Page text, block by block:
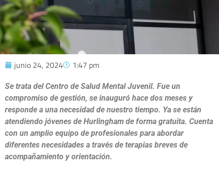
junio 24, 2024 1:47 pm
Se trata del Centro de Salud Mental Juvenil. Fue un
compromiso de gestión, se inauguró hace dos meses y
responde a una necesidad de nuestro tiempo. Ya se están
atendiendo jóvenes de Hurlingham de forma gratuita. Cuenta
con un amplio equipo de profesionales para abordar
diferentes necesidades a través de terapias breves de
acompañamiento y orientación.